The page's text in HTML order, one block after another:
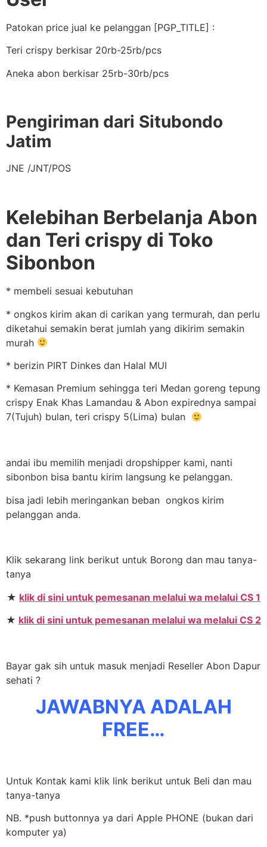
Patokan price jual ke pelanggan [PGP_TITLE] :
Teri crispy berkisar 20rb-25rb/pcs
Aneka abon berkisar 25rb-30rb/pcs
Pengiriman dari Situbondo
Jatim
JNE /JNT/POS
Kelebihan Berbelanja Abon
dan Teri crispy di Toko
Sibonbon
* membeli sesuai kebutuhan
* ongkos kirim akan di carikan yang termurah, dan perlu
diketahui semakin berat jumlah yang dikirim semakin
murah
* berizin PIRT Dinkes dan Halal MUI
* Kemasan Premium sehingga teri Medan goreng tepung
crispy Enak Khas Lamandau & Abon expirednya sampai
7(Tujuh) bulan, teri crispy 5(Lima) bulan
andai ibu memilih menjadi dropshipper kami, nanti
sibonbon bisa bantu kirim langsung ke pelanggan.
bisa jadi lebih meringankan beban ongkos kirim
pelanggan anda.
Klik sekarang link berikut untuk Borong dan mau tanya-
tanya
★ klik di sini untuk pemesanan melalui wa melalui CS 1
★ klik di sini untuk pemesanan melalui wa melalui CS 2
Bayar gak sih untuk masuk menjadi Reseller Abon Dapur
sehati ?
JAWABNYA ADALAH
FREE…
Untuk Kontak kami klik link berikut untuk Beli dan mau
tanya-tanya
NB. *push buttonnya ya dari Apple PHONE (bukan dari
komputer ya)